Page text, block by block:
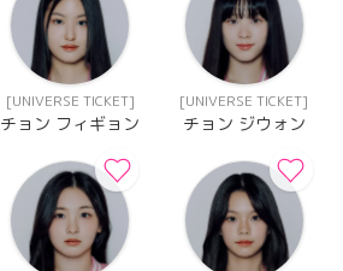
[UNIVERSE TICKET]
チョン フィギョン
[UNIVERSE TICKET]
チョン ジウォン